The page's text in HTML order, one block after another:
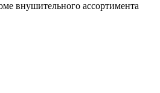
внушительного ассортимента